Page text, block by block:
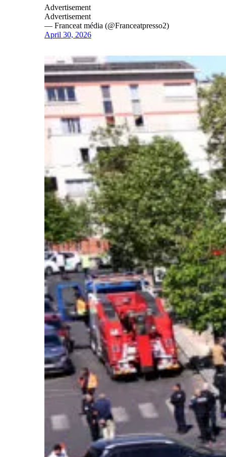
Advertisement
Advertisement
— Franceat média (@Franceatpresso2)
April 30, 2026